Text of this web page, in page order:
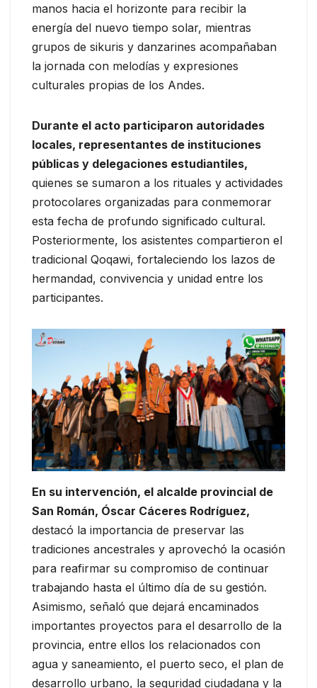
manos hacia el horizonte para recibir la
energía del nuevo tiempo solar, mientras
grupos de sikuris y danzarines acompañaban
la jornada con melodías y expresiones
culturales propias de los Andes.
Durante el acto participaron autoridades
locales, representantes de instituciones
públicas y delegaciones estudiantiles,
quienes se sumaron a los rituales y actividades
protocolares organizadas para conmemorar
esta fecha de profundo significado cultural.
Posteriormente, los asistentes compartieron el
tradicional Qoqawi, fortaleciendo los lazos de
hermandad, convivencia y unidad entre los
participantes.
En su intervención, el alcalde provincial de
San Román, Óscar Cáceres Rodríguez,
destacó la importancia de preservar las
tradiciones ancestrales y aprovechó la ocasión
para reafirmar su compromiso de continuar
trabajando hasta el último día de su gestión.
Asimismo, señaló que dejará encaminados
importantes proyectos para el desarrollo de la
provincia, entre ellos los relacionados con
agua y saneamiento, el puerto seco, el plan de
desarrollo urbano, la seguridad ciudadana y la